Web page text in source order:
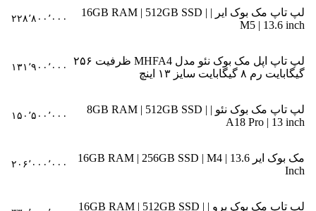
لپ تاپ مک بوک ایر | 16GB RAM | 512GB SSD |
M5 | 13.6 inch
۲۲۸٬۸۰۰٬۰۰۰
لپ تاپ اپل مک بوک نئو مدل MHFA4 ظرفیت ۲۵۶
گیگابایت رم ۸ گیگابایت سایز ۱۳ اینچ
۱۳۱٬۹۰۰٬۰۰۰
لپ تاپ مک بوک نئو | 8GB RAM | 512GB SSD |
A18 Pro | 13 inch
۱۵۰٬۵۰۰٬۰۰۰
مک بوک ایر 16GB RAM | 256GB SSD | M4 | 13.6
Inch
۲۰۶٬۰۰۰٬۰۰۰
لپ تاپ مک بوک پرو | 16GB RAM | 512GB SSD |